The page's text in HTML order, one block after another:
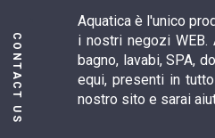
CONTACT US
Aquatica è l'unico
i nostri negozi
bagno, lavabi, SPA,
equi, presenti in
nostro sito e sarai